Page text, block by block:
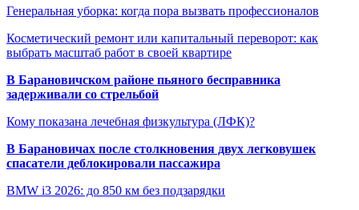
Генеральная уборка: когда пора вызвать профессионалов
Косметический ремонт или капитальный переворот: как
выбрать масштаб работ в своей квартире
В Барановичском районе пьяного бесправника
задерживали со стрельбой
Кому показана лечебная физкультура (ЛФК)?
В Барановичах после столкновения двух легковушек
спасатели деблокировали пассажира
BMW i3 2026: до 850 км без подзарядки